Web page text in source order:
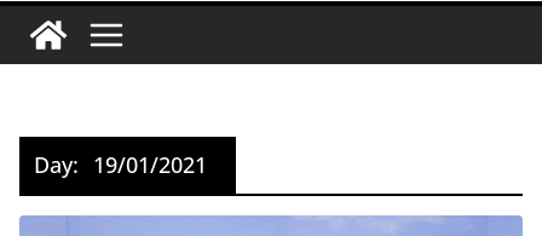
Day: 19/01/2021